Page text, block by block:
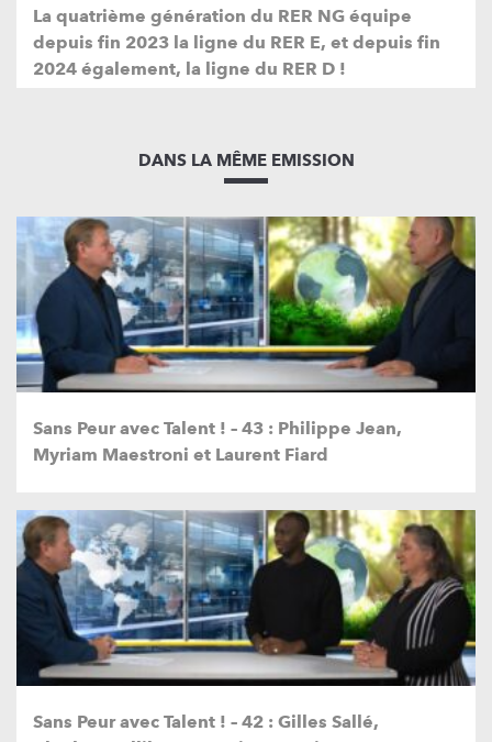
La quatrième génération du RER NG équipe
depuis fin 2023 la ligne du RER E, et depuis fin
2024 également, la ligne du RER D !
DANS LA MÊME EMISSION
Sans Peur avec Talent ! – 43 : Philippe Jean,
Myriam Maestroni et Laurent Fiard
Sans Peur avec Talent ! – 42 : Gilles Sallé,